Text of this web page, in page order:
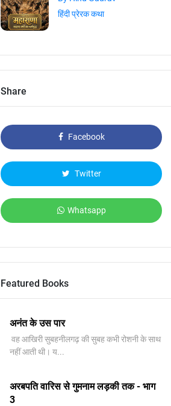
हिंदी प्रेरक कथा
Share
Facebook
Twitter
Whatsapp
Featured Books
अनंत के उस पार
वह आखिरी सुबहनीलगढ़ की सुबह कभी रोशनी के साथ
नहीं आती थी। य...
अरबपति वारिस से गुमनाम लड़की तक - भाग
3